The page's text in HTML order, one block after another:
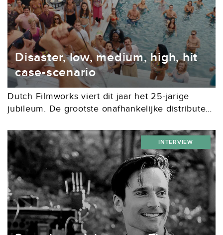
Disaster, low, medium, high, hit
case-scenario
Dutch Filmworks viert dit jaar het 25-jarige
jubileum. De grootste onafhankelijke distributeur
ontwikkeld tot hofleverancier van de
toegankelijke Nederlandse speelfilm. Alleen...
INTERVIEW